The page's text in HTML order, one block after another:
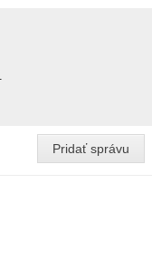
Pridať správu